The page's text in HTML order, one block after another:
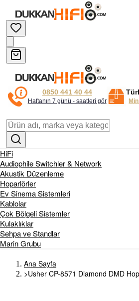
0850 441 40 44
Haftanın 7 günü - saatleri gör
HiFi
Audiophile Switchler & Network
Akustik Düzenleme
Hoparlörler
Ev Sinema Sistemleri
Kablolar
Çok Bölgeli Sistemler
Kulaklıklar
Sehpa ve Standlar
Marin Grubu
Ana Sayfa
>Usher CP-8571 Diamond DMD